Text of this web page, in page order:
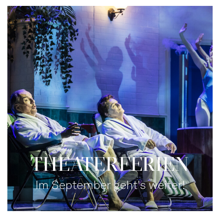
THEATERFERIEN
Im September geht's weiter!